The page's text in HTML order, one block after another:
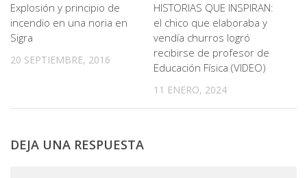
Explosión y principio de
incendio en una noria en
Sigra
20 SEPTIEMBRE, 2016
HISTORIAS QUE INSPIRAN:
el chico que elaboraba y
vendía churros logró
recibirse de profesor de
Educación Física (VIDEO)
11 ENERO, 2024
DEJA UNA RESPUESTA